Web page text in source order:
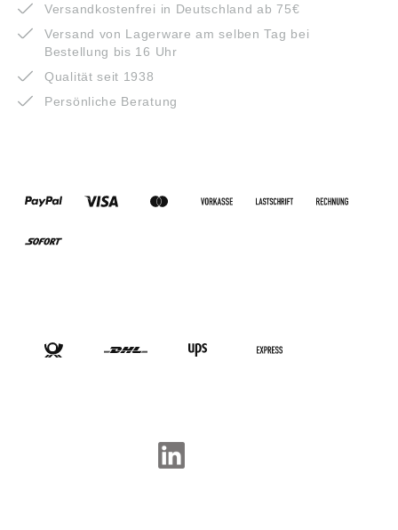
Versandkostenfrei in Deutschland ab 75€
Versand von Lagerware am selben Tag bei
Bestellung bis 16 Uhr
Qualität seit 1938
Persönliche Beratung